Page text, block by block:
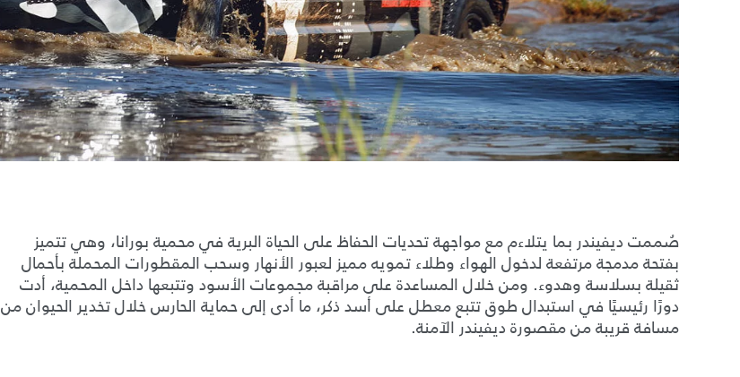
صُممت ديفيندر بما يتلاءم مع مواجهة تحديات الحفاظ على الحياة البرية في محمية بورانا، وهي تتميز
بفتحة مدمجة مرتفعة لدخول الهواء وطلاء تمويه مميز لعبور الأنهار وسحب المقطورات المحملة بأحمال
ثقيلة بسلاسة وهدوء. ومن خلال المساعدة على مراقبة مجموعات الأسود وتتبعها داخل المحمية، أدت
دورًا رئيسيًا في استبدال طوق تتبع معطل على أسد ذكر، ما أدى إلى حماية الحارس خلال تخدير الحيوان من
مسافة قريبة من مقصورة ديفيندر الآمنة.